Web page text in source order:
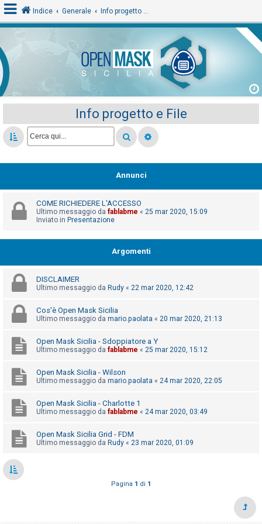
o
g
i
o
m
n
i
s
n
z
a
r
i
s
p
o
a
Indice Generale Info progetto e File
Info progetto e File
Annunci
COME RICHIEDERE L'ACCESSO
Ultimo messaggio da fablabme « 25 mar 2020, 15:09
Inviato in Presentazione
Argomenti
DISCLAIMER
Ultimo messaggio da Rudy « 22 mar 2020, 12:42
Cos'è Open Mask Sicilia
Ultimo messaggio da mario.paolata « 20 mar 2020, 21:13
Open Mask Sicilia - Sdoppiatore a Y
Ultimo messaggio da fablabme « 25 mar 2020, 15:12
Open Mask Sicilia - Wilson
Ultimo messaggio da mario.paolata « 24 mar 2020, 22:05
Open Mask Sicilia - Charlotte 1
Ultimo messaggio da fablabme « 24 mar 2020, 03:49
Open Mask Sicilia Grid - FDM
Ultimo messaggio da Rudy « 23 mar 2020, 01:09
Pagina 1 di 1